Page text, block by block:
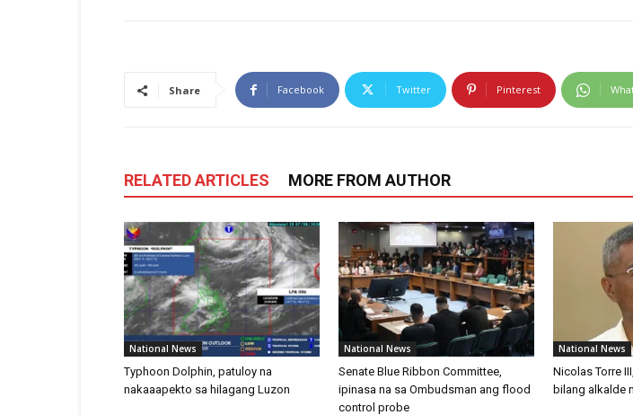
Share Facebook Twitter Pinterest
RELATED ARTICLES MORE FROM AUTHOR
National News
Typhoon Dolphin, patuloy na
nakaaapekto sa hilagang Luzon
National News
Senate Blue Ribbon Committee,
ipinasa na sa Ombudsman ang flood
control probe
National News
Nicolas Torre
bilang alkalde